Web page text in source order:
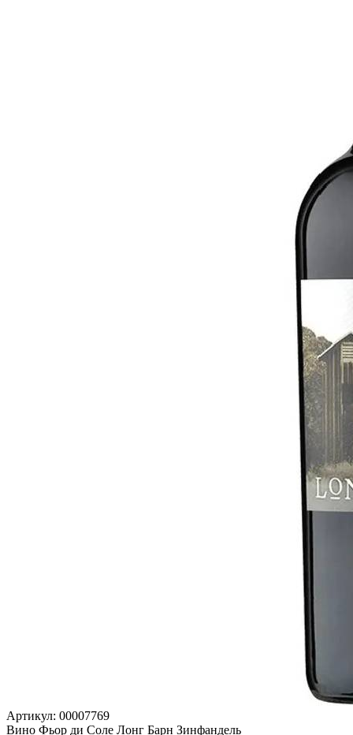
Артикул: 00007769
Вино Фьор ди Соле Лонг Барн Зинфандель